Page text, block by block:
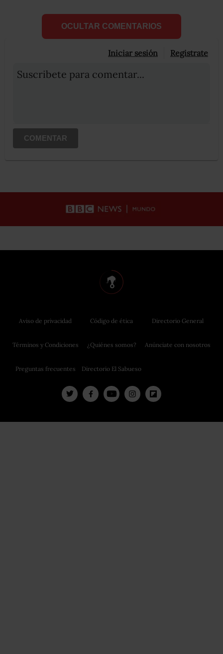
OCULTAR COMENTARIOS
Iniciar sesión Registrate
Suscribete para comentar...
COMENTAR
Aviso de privacidad
Términos y Condiciones
Preguntas frecuentes
Código de ética
¿Quiénes somos?
Directorio El Sabueso
Directorio General
Anúnciate con nosotros